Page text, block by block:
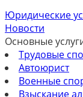
Юридические
Новости
Основные
Трудовые
Автоюрист
Военные
Взыскание